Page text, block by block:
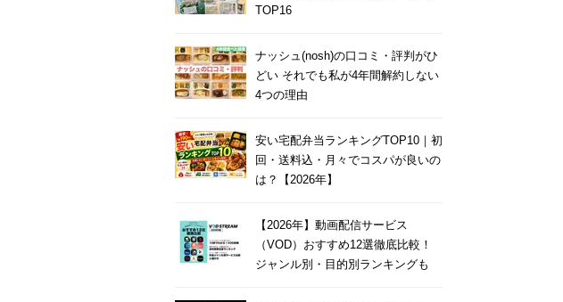
TOP16
ナッシュ(nosh)の口コミ・評判がひ
どい それでも私が4年間解約しない
4つの理由
安い宅配弁当ランキングTOP10｜初
回・送料込・月々でコスパが良いの
は？【2026年】
【2026年】動画配信サービス
（VOD）おすすめ12選徹底比較！
ジャンル別・目的別ランキングも